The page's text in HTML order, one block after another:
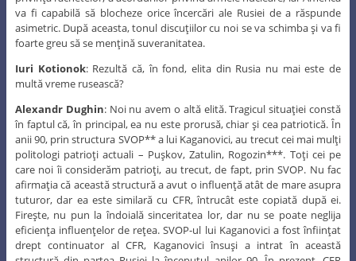
va fi capabilă să blocheze orice încercări ale Rusiei de a răspunde
asimetric. După aceasta, tonul discuţiilor cu noi se va schimba şi va fi
foarte greu să se menţină suveranitatea.
Iuri Kotionok: Rezultă că, în fond, elita din Rusia nu mai este de
multă vreme rusească?
Alexandr Dughin: Noi nu avem o altă elită. Tragicul situaţiei constă
în faptul că, în principal, ea nu este prorusă, chiar şi cea patriotică. În
anii 90, prin structura SVOP** a lui Kaganovici, au trecut cei mai mulţi
politologi patrioţi actuali – Puşkov, Zatulin, Rogozin***. Toţi cei pe
care noi îi considerăm patrioţi, au trecut, de fapt, prin SVOP. Nu fac
afirmaţia că această structură a avut o influenţă atât de mare asupra
tuturor, dar ea este similară cu CFR, întrucât este copiată după ei.
Fireşte, nu pun la îndoială sinceritatea lor, dar nu se poate neglija
eficienţa influenţelor de reţea. SVOP-ul lui Kaganovici a fost înfiinţat
drept continuator al CFR, Kaganovici însuşi a intrat în această